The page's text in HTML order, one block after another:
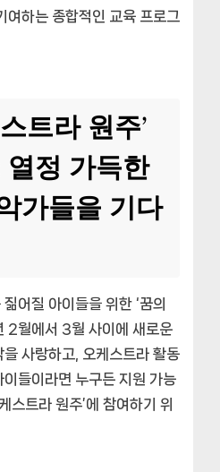
여하는 종합적인 교육 프로그
트라 원주’
열정 가득한
가들을 기다
어질 아이들을 위한 ‘꿈의
2월에서 3월 사이에 새로운
사랑하고, 오케스트라 활동
들이라면 누구든 지원 가능
스트라 원주’에 참여하기 위